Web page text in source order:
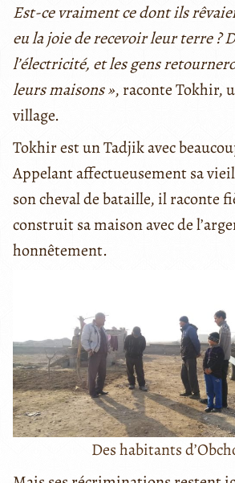
Est-ce vraiment ce dont ils
eu la joie de recevoir leur terre ?
l’électricité, et les gens
leurs maisons », raconte Tokhir,
village.
Tokhir est un Tadjik avec
Appelant affectueusement sa
son cheval de bataille, il raconte
construit sa maison avec de
honnêtement.
Des habitants